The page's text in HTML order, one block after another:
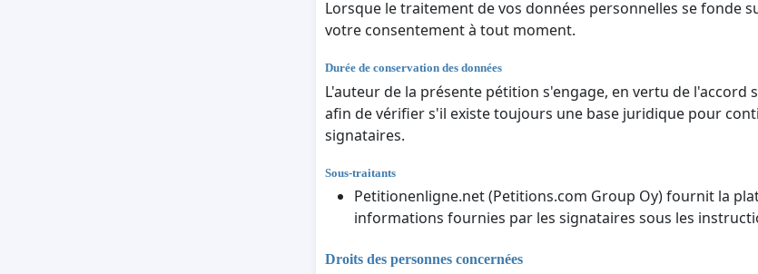
Lorsque le traitement de vos données personnelles se fonde
votre consentement à tout moment.
Durée de conservation des données
L'auteur de la présente pétition s'engage, en vertu de
afin de vérifier s'il existe toujours une base juridique pour
signataires.
Sous-traitants
Petitionenligne.net (Petitions.com Group Oy) fournit la
informations fournies par les signataires sous les
Droits des personnes concernées